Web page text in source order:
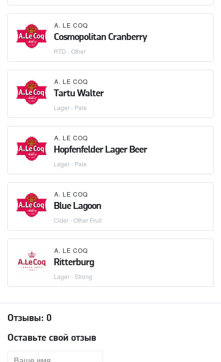
A. LE COQ
Cosmopolitan Cranberry
RTD - Other
A. LE COQ
Tartu Walter
Lager - Pale
A. LE COQ
Hopfenfelder Lager Beer
Lager - Pale
A. LE COQ
Blue Lagoon
Cider - Other Fruit
A. LE COQ
Ritterburg
Lager - Strong
Отзывы: 0
Оставьте свой отзыв